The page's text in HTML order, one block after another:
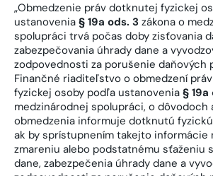
„Obmedzenie práv dotknutej fyzickej
ustanovenia § 19a ods. 3 zákona o
spolupráci trvá počas doby zisťovania
zabezpečovania úhrady dane a
zodpovednosti za porušenie daňových
Finančné riaditeľstvo o obmedzení
fyzickej osoby podľa ustanovenia § 19a
medzinárodnej spolupráci, o
obmedzenia informuje dotknutú
ak by sprístupnením takejto informácie
zmareniu alebo podstatnému sťaženiu
dane, zabezpečenia úhrady dane a